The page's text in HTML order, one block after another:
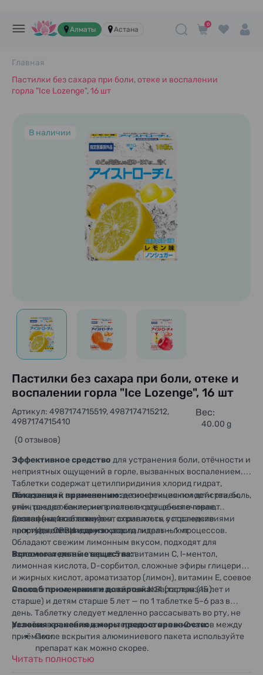
Алматы Астана
0
Главная
Пастилки без сахара при боли, отеке и воспалении
горла "Ice Lozenge", 16 шт
В наличии
Пастилки без сахара при боли, отеке и
воспалении горла "Ice Lozenge", 16 шт
(0 отзывов)
Артикул: 4987174715519, 4987174715212,
4987174715410
Вес:
40.00 g
Эффективное средство для устранения боли, отёчности и
неприятных ощущений в горле, вызванных воспалением.
Таблетки содержат цетилпиридиния хлорид гидрат,
обладающий выраженным антисептическим действием,
уничтожают бактерии в полости рта, обеспечивают
дезинфекцию и помогают справиться с последствиями
простуды, ОРВИ и других воспалительных процессов.
Обладают свежим лимонным вкусом, подходят для
взрослых и детей старше 5 лет.
Показания к применению:дезинфекция полости рта, боль,
отёк, раздражение, неприятные ощущения в горле,
вызванные воспалением, охриплость, устранение
неприятного запаха изо рта.
Состав (на 1 таблетку):
Цетилпиридиния хлорид гидрат — 1 мг
Вспомогательные вещества:витамин С, l-ментол,
лимонная кислота, D-сорбитол, сложные эфиры глицерина
и жирных кислот, ароматизатор (лимон), витамин Е, соевое
масло, этанол, краситель жёлтый №4 (тартразин).
Способ применения и дозировка:Взрослым (15 лет и
старше) и детям старше 5 лет — по 1 таблетке 5–6 раз в
день. Таблетку следует медленно рассасывать во рту, не
разжёвывая, соблюдая интервал не менее 2 часов между
приёмами.
Условия хранения и меры предосторожности:
После вскрытия алюминиевого пакета используйте
препарат как можно скорее.
После извлечения таблетки из пластиковой
Читать полностью